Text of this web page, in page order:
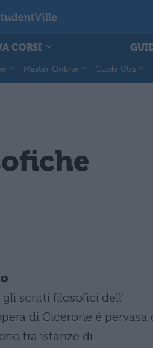
CORSI
Master Online Guide Utili
scritti filosofici dell’
di Cicerone é pervasa
tra istanze di